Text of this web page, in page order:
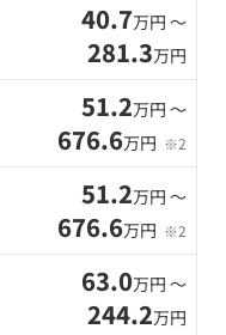
40.7万円 〜
281.3万円
51.2万円 〜
676.6万円 ※2
51.2万円 〜
676.6万円 ※2
63.0万円 〜
244.2万円